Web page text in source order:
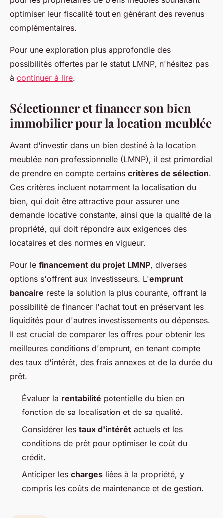
optimiser leur fiscalité tout en générant des revenus
complémentaires.
Pour une exploration plus approfondie des
possibilités offertes par le statut LMNP, n'hésitez pas
à continuer à lire.
Sélectionner et financer son bien
immobilier pour la location meublée
Avant d'investir dans un bien destiné à la location
meublée non professionnelle (LMNP), il est primordial
de prendre en compte certains critères de sélection.
Ces critères incluent notamment la localisation du
bien, qui doit être attractive pour assurer une
demande locative constante, ainsi que la qualité de la
propriété, qui doit répondre aux exigences des
locataires et des normes en vigueur.
Pour le financement du projet LMNP, diverses
options s'offrent aux investisseurs. L'emprunt
bancaire reste la solution la plus courante, offrant la
possibilité de financer l'achat tout en préservant les
liquidités pour d'autres investissements ou dépenses.
Il est crucial de comparer les offres pour obtenir les
meilleures conditions d'emprunt, en tenant compte
des taux d'intérêt, des frais annexes et de la durée du
prêt.
Évaluer la rentabilité potentielle du bien en
fonction de sa localisation et de sa qualité.
Considérer les taux d'intérêt actuels et les
conditions de prêt pour optimiser le coût du
crédit.
Anticiper les charges liées à la propriété, y
compris les coûts de maintenance et de gestion.